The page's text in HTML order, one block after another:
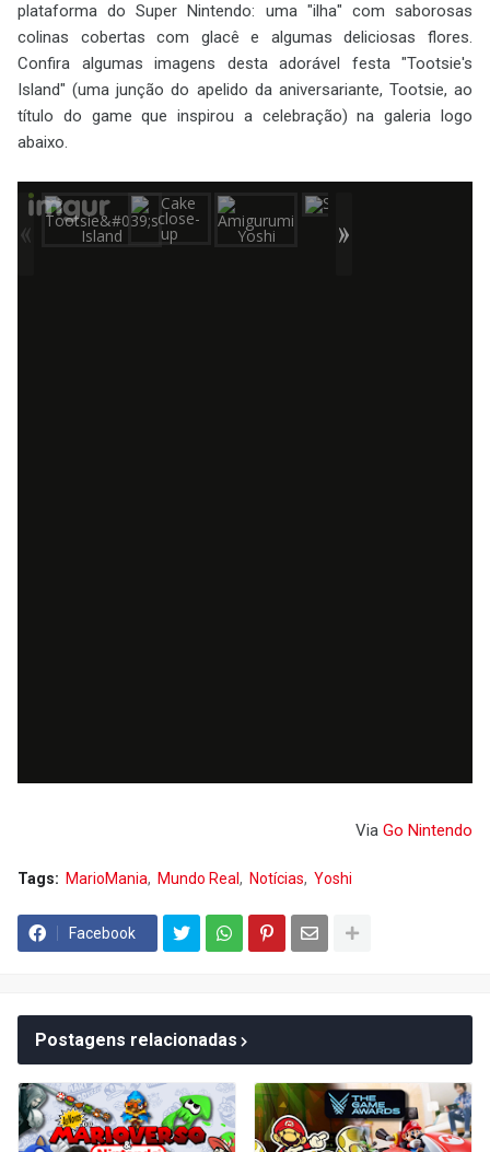
plataforma do Super Nintendo: uma "ilha" com saborosas
colinas cobertas com glacê e algumas deliciosas flores.
Confira algumas imagens desta adorável festa "Tootsie's
Island" (uma junção do apelido da aniversariante, Tootsie, ao
título do game que inspirou a celebração) na galeria logo
abaixo.
Via Go Nintendo
Tags: MarioMania Mundo Real Notícias Yoshi
Facebook
Postagens relacionadas